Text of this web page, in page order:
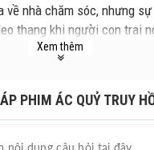
nhà chăm sóc, nhưng
thang khi người con trai
Cùng lúc, những bí ẩn
ra mắt tại các rạp chiếu
Xem thêm
PHIM ÁC QUỶ TRUY